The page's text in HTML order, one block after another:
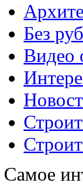
Без
Видео
Самое